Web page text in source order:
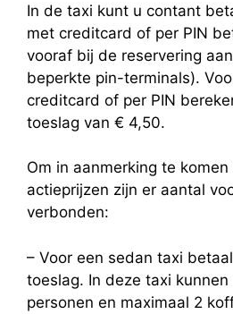
In de taxi kunt u contant
met creditcard of per PIN
vooraf bij de reservering
beperkte pin-terminals).
creditcard of per PIN
toeslag van € 4,50.
Om in aanmerking te komen
actieprijzen zijn er aantal
verbonden:
– Voor een sedan taxi
toeslag. In deze taxi kunnen
personen en maximaal 2